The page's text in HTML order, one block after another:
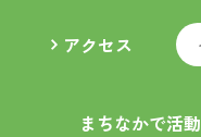
アクセス
まちなかで活動